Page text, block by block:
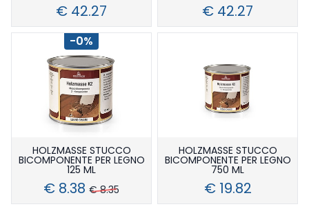
€ 42.27 € 42.27
HOLZMASSE STUCCO
BICOMPONENTE PER LEGNO
125 ML
€ 8.38 € 8.35
-0%
HOLZMASSE STUCCO
BICOMPONENTE PER LEGNO
750 ML
€ 19.82